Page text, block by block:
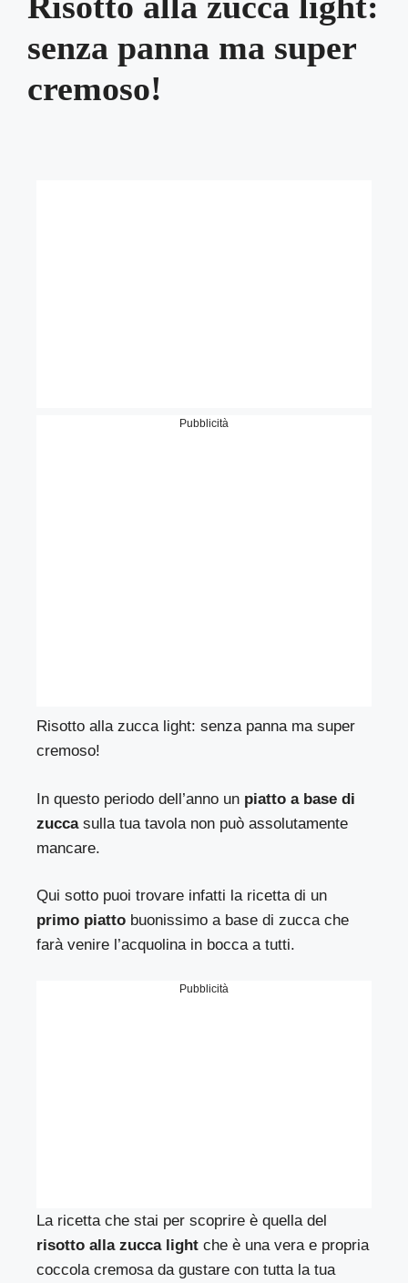
senza panna ma super
cremoso!
Pubblicità
Risotto alla zucca light: senza panna ma super
cremoso!
In questo periodo dell’anno un piatto a base di
zuccasulla tua tavola non può assolutamente
mancare.
Qui sotto puoi trovare infatti la ricetta di un
primo piatto buonissimo a base di zucca che
farà venire l’acquolina in bocca a tutti.
Pubblicità
La ricetta che stai per scoprire è quella del
risotto alla zucca light che è una vera e propria
coccola cremosa da gustare con tutta la tua